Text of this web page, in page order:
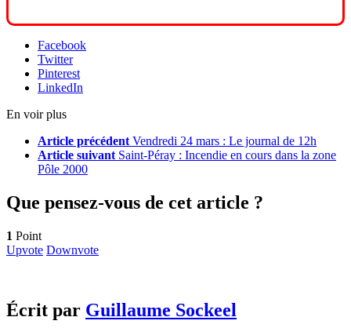
Facebook
Twitter
Pinterest
LinkedIn
En voir plus
Article précédent Vendredi 24 mars : Le journal de 12h
Article suivant Saint-Péray : Incendie en cours dans la zone
Pôle 2000
Que pensez-vous de cet article ?
1 Point
Upvote Downvote
Écrit par Guillaume Sockeel